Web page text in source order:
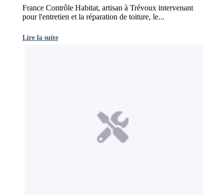
France Contrôle Habitat, artisan à Trévoux intervenant
pour l'entretien et la réparation de toiture, le...
Lire la suite